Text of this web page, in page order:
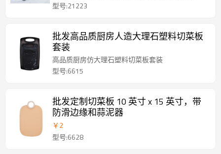
型号:21223
批发高品质厨房人造大理石塑料切菜板
套装
高品质厨房仿大理石塑料切菜板套装
型号:6615
批发定制切菜板 10 英寸 x 15 英寸，带
防滑边缘和蒜泥器
￥2
型号:6628